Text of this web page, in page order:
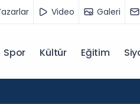
Video Galeri
Spor Kültür Eğitim